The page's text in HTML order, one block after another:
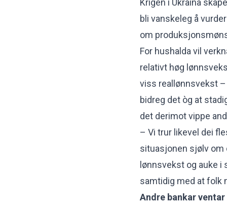
Krigen i Ukraina
bli vanskeleg å
om
For hushalda vil
relativt høg
viss reallønnsvekst –
bidreg det òg at
det derimot vippe
– Vi trur likevel dei
situasjonen sjølv om
lønnsvekst og auke
samtidig med at folk
Andre bankar